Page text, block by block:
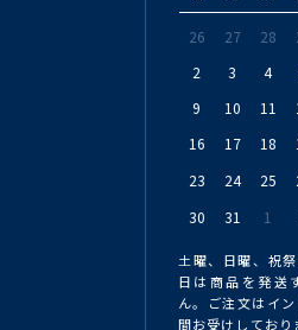
26 27 28
2
3 4
9
10 11
16
17 18
23
24 25
30
31 1
土曜、日曜、祝
日は商品を発送
ん。ご注文はイ
間お受けしており